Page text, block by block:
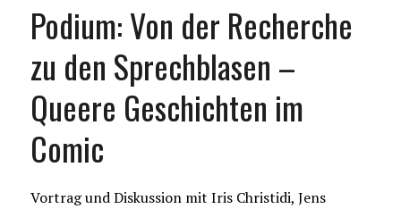
Podium: Von der Recherche
zu den Sprechblasen –
Queere Geschichten im
Comic
Vortrag und Diskussion mit Iris Christidi, Jens